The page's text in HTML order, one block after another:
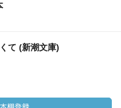
て (新潮文庫)